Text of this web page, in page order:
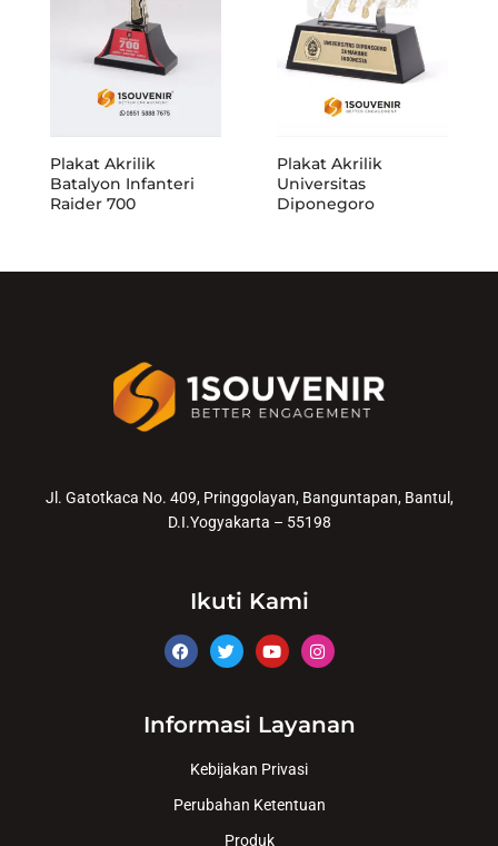
Plakat Akrilik
Batalyon Infanteri
Raider 700
Plakat Akrilik
Universitas
Diponegoro
Jl. Gatotkaca No. 409, Pringgolayan, Banguntapan, Bantul,
D.I.Yogyakarta – 55198
Ikuti Kami
Informasi Layanan
Kebijakan Privasi
Perubahan Ketentuan
Produk